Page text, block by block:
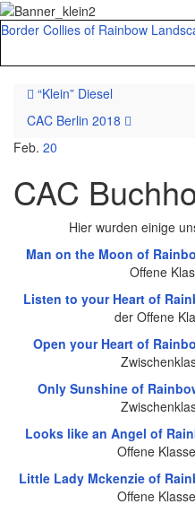
Border Collies of Rainbow
“Klein” Diesel
CAC Berlin 2018
Feb. 20
CAC
Hier wurden einige
Man on the Moon of
Offene
Listen to your Heart of
der Offene
Open your Heart of
Only Sunshine of
Looks like an Angel of
Offene
Little Lady Mckenzie of
Offene